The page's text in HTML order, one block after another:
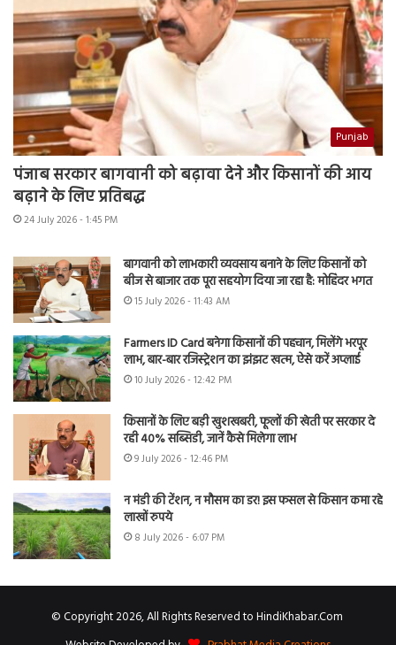
Punjab
पंजाब सरकार बागवानी को बढ़ावा देने और किसानों की आय
बढ़ाने के लिए प्रतिबद्ध
24 July 2026 - 1:45 PM
बागवानी को लाभकारी व्यवसाय बनाने के लिए किसानों को
बीज से बाजार तक पूरा सहयोग दिया जा रहा है: मोहिंदर भगत
15 July 2026 - 11:43 AM
Farmers ID Card बनेगा किसानों की पहचान, मिलेंगे भरपूर
लाभ, बार-बार रजिस्ट्रेशन का झंझट खत्म, ऐसे करें अप्लाई
10 July 2026 - 12:42 PM
किसानों के लिए बड़ी खुशखबरी, फूलों की खेती पर सरकार दे
रही 40% सब्सिडी, जानें कैसे मिलेगा लाभ
9 July 2026 - 12:46 PM
न मंडी की टेंशन, न मौसम का डर! इस फसल से किसान कमा रहे
लाखों रुपये
8 July 2026 - 6:07 PM
© Copyright 2026, All Rights Reserved to HindiKhabar.Com